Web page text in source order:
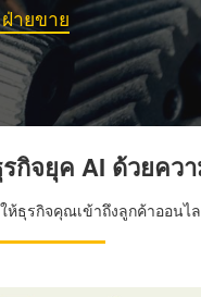
ายขาย
กิจยุค AI ด้วยคว
ธุรกิจคุณเข้าถึงลูกค้าออน